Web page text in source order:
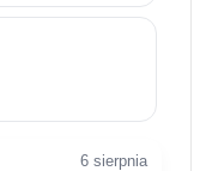
6 sierpnia